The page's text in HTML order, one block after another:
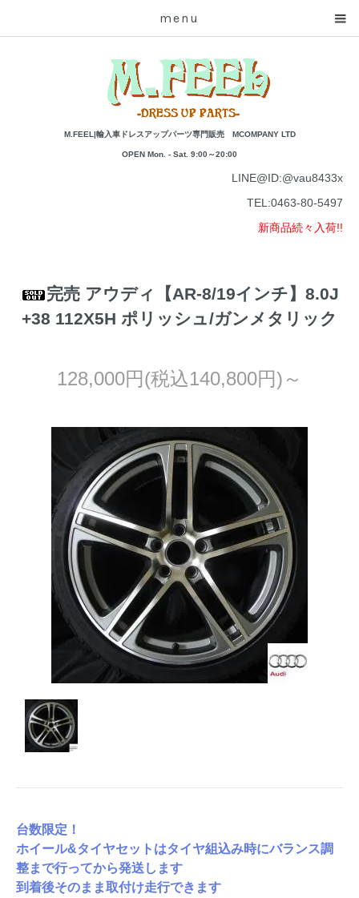
menu
M.FEEL|輸入車ドレスアップパーツ専門販売 MCOMPANY LTD
OPEN Mon. - Sat. 9:00～20:00
LINE@ID:@vau8433x
TEL:0463-80-5497
新商品続々入荷!!
完売 アウディ【AR-8/19インチ】8.0J
+38 112X5H ポリッシュ/ガンメタリック
128,000円(税込140,800円)～
台数限定！
ホイール&タイヤセットはタイヤ組込み時にバランス調
整まで行ってから発送します
到着後そのまま取付け走行できます